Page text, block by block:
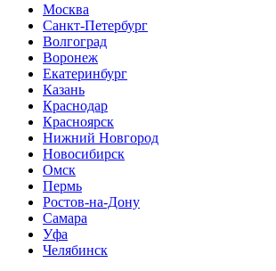
Москва
Санкт-Петербург
Волгоград
Воронеж
Екатеринбург
Казань
Краснодар
Красноярск
Нижний Новгород
Новосибирск
Омск
Пермь
Ростов-на-Дону
Самара
Уфа
Челябинск